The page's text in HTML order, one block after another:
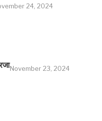
24, 2024
November 23, 2024